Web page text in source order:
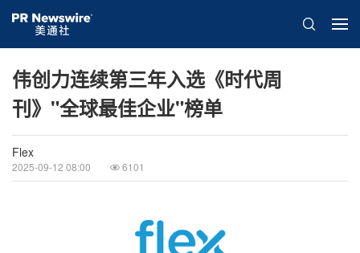
伟创力连续第三年入选《时代周
刊》"全球最佳企业"榜单
Flex
2025-09-12 08:00 6101